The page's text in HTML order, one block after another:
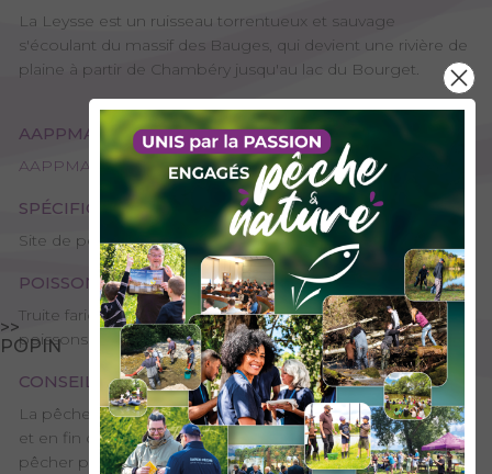
>>
POPIN
La Leysse est un ruisseau torrentueux et sauvage
s'écoulant du massif des Bauges, qui devient une rivière de
plaine à partir de Chambéry jusqu'au lac du Bourget.
AAPPMA GESTIONNAIRE
AAPPMA de Chambéry - Les Pêcheurs Chambériens
SPÉCIFICITÉS
Site de pêche - 1ère catégorie
POISSONS PRÉSENTS
Truite fario, Truite arc-en-ciel, Chevesne, Barbeau, Petits
poissons blancs, Truite lacustre
CONSEILS DE PÊCHE
La pêche sur le bas de la Leysse est très bonne en début
et en fin de saison pour les lacustres. Elles pourront se
pêcher plutôt au leurre et au mort manié. Sur la Haute-